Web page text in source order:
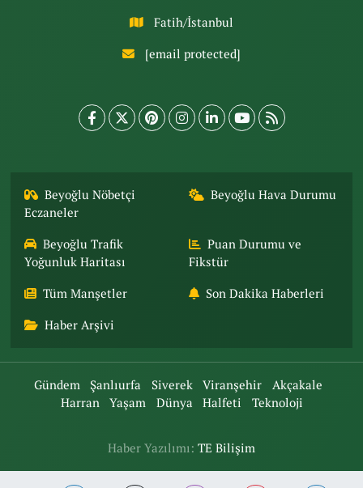
Fatih/İstanbul
[email protected]
Beyoğlu Nöbetçi
Eczaneler
Beyoğlu Hava Durumu
Beyoğlu Trafik
Yoğunluk Haritası
Puan Durumu ve
Fikstür
Tüm Manşetler Son Dakika Haberleri
Haber Arşivi
Gündem Şanlıurfa Siverek Viranşehir
Akçakale
Harran
Yaşam Dünya Halfeti Teknoloji
Haber Yazılımı: TE Bilişim